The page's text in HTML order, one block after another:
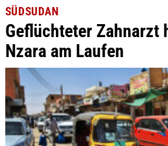
SÜDSUDAN
Geflüchteter Zahnarzt
Nzara am Laufen